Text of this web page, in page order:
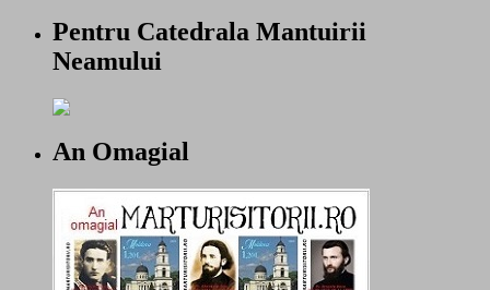
Pentru Catedrala Mantuirii
Neamului
An Omagial